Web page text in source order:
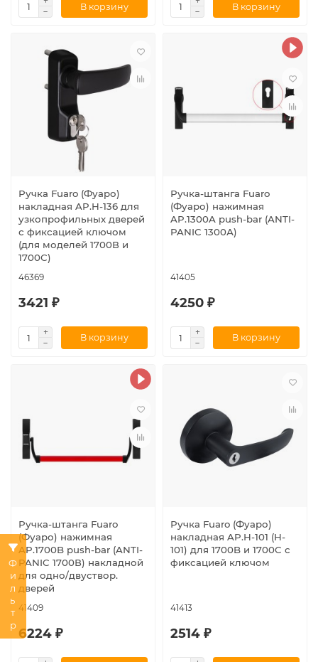
Фильтр
В корзину В корзину
Ручка Fuaro (Фуаро)
накладная AP.H-136 для
узкопрофильных дверей
с фиксацией ключом
(для моделей 1700В и
1700С)
46369
3421 ₽
В корзину
Ручка-штанга Fuaro
(Фуаро) нажимная
AP.1300A push-bar (ANTI-
PANIC 1300А)
41405
4250 ₽
В корзину
Ручка-штанга Fuaro
(Фуаро) нажимная
AP.1700B push-bar (ANTI-
PANIC 1700В) накладной
для одно/двуствор.
дверей
41409
6224 ₽
Ручка Fuaro (Фуаро)
накладная AP.H-101 (H-
101) для 1700B и 1700C с
фиксацией ключом
41413
2514 ₽